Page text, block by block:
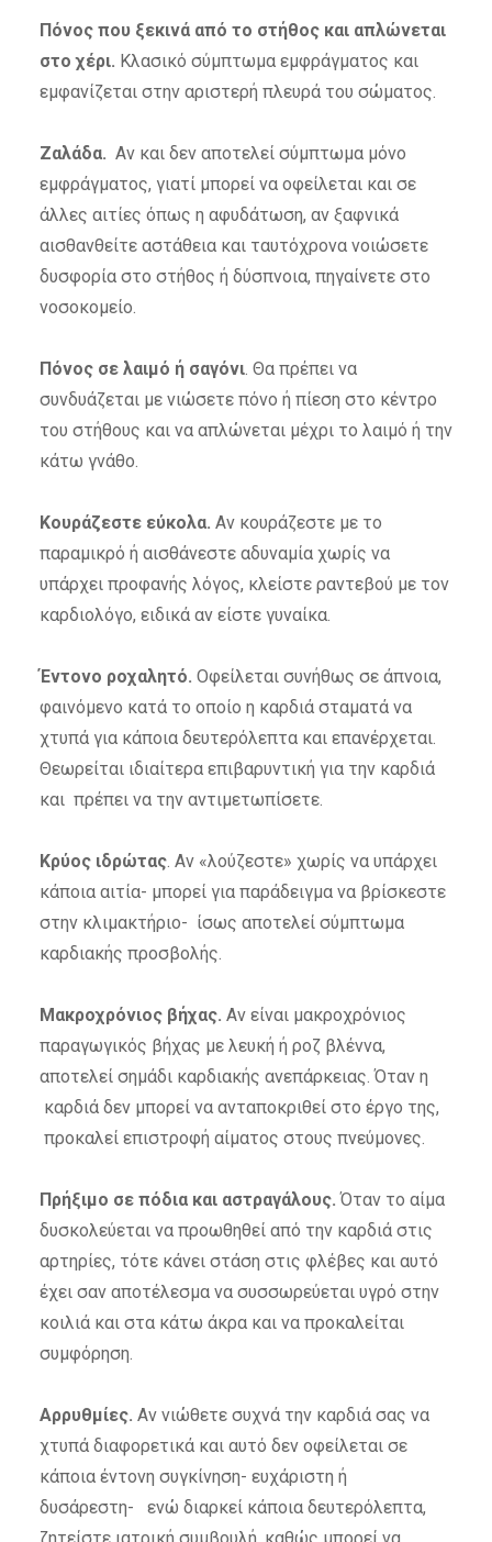
Πόνος που ξεκινά από το στήθος και απλώνεται
στο χέρι. Κλασικό σύμπτωμα εμφράγματος και
εμφανίζεται στην αριστερή πλευρά του σώματος.
Ζαλάδα. Αν και δεν αποτελεί σύμπτωμα μόνο
εμφράγματος, γιατί μπορεί να οφείλεται και σε
άλλες αιτίες όπως η αφυδάτωση, αν ξαφνικά
αισθανθείτε αστάθεια και ταυτόχρονα νοιώσετε
δυσφορία στο στήθος ή δύσπνοια, πηγαίνετε στο
νοσοκομείο.
Πόνος σε λαιμό ή σαγόνι. Θα πρέπει να
συνδυάζεται με νιώσετε πόνο ή πίεση στο κέντρο
του στήθους και να απλώνεται μέχρι το λαιμό ή την
κάτω γνάθο.
Κουράζεστε εύκολα. Αν κουράζεστε με το
παραμικρό ή αισθάνεστε αδυναμία χωρίς να
υπάρχει προφανής λόγος, κλείστε ραντεβού με τον
καρδιολόγο, ειδικά αν είστε γυναίκα.
Έντονο ροχαλητό. Οφείλεται συνήθως σε άπνοια,
φαινόμενο κατά το οποίο η καρδιά σταματά να
χτυπά για κάποια δευτερόλεπτα και επανέρχεται.
Θεωρείται ιδιαίτερα επιβαρυντική για την καρδιά
και πρέπει να την αντιμετωπίσετε.
Κρύος ιδρώτας. Αν «λούζεστε» χωρίς να υπάρχει
κάποια αιτία- μπορεί για παράδειγμα να βρίσκεστε
στην κλιμακτήριο- ίσως αποτελεί σύμπτωμα
καρδιακής προσβολής.
Μακροχρόνιος βήχας. Αν είναι μακροχρόνιος
παραγωγικός βήχας με λευκή ή ροζ βλέννα,
αποτελεί σημάδι καρδιακής ανεπάρκειας. Όταν η
καρδιά δεν μπορεί να ανταποκριθεί στο έργο της,
προκαλεί επιστροφή αίματος στους πνεύμονες.
Πρήξιμο σε πόδια και αστραγάλους.Όταν το αίμα
δυσκολεύεται να προωθηθεί από την καρδιά στις
αρτηρίες, τότε κάνει στάση στις φλέβες και αυτό
έχει σαν αποτέλεσμα να συσσωρεύεται υγρό στην
κοιλιά και στα κάτω άκρα και να προκαλείται
συμφόρηση.
Αρρυθμίες. Αν νιώθετε συχνά την καρδιά σας να
χτυπά διαφορετικά και αυτό δεν οφείλεται σε
κάποια έντονη συγκίνηση- ευχάριστη ή
δυσάρεστη- ενώ διαρκεί κάποια δευτερόλεπτα,